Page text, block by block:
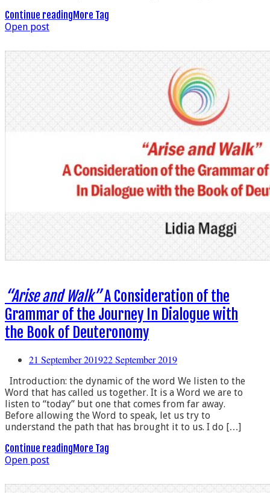
Continue readingMore Tag
Open post
“Arise and Walk”A Consideration of the
Grammar of the Journey In Dialogue with
the Book of Deuteronomy
21 September 201922 September 2019
Introduction: the dynamic of the word We listen to the
Word that has called us together. It is a Word we are to
listen to “today” but one that comes from far away.
Before allowing the Word to speak, let us try to
understand the path that has brought it to us. I do […]
Continue reading More Tag
Open post